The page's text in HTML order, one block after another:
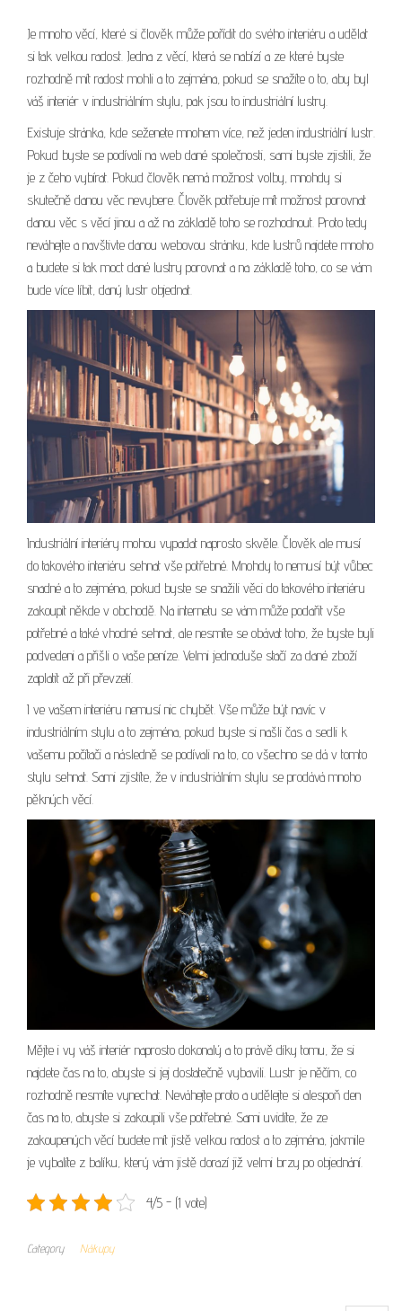
Je mnoho věcí, které si člověk může pořídit do svého interiéru a udělat
si tak velkou radost. Jedna z věcí, která se nabízí a ze které byste
rozhodně mít radost mohli a to zejména, pokud se snažíte o to, aby byl
váš interiér v industriálním stylu, pak jsou to industriální lustry.
Existuje stránka, kde seženete mnohem více, než jeden industriální lustr
Pokud byste se podívali na web dané společnosti, sami byste zjistili, že
je z čeho vybírat. Pokud člověk nemá možnost volby, mnohdy si
skutečně danou věc nevybere. Člověk potřebuje mít možnost porovnat
danou věc s věcí jinou a až na základě toho se rozhodnout. Proto tedy
neváhejte a navštivte danou webovou stránku, kde lustrů najdete mnoho
a budete si tak moct dané lustry porovnat a na základě toho, co se vám
bude více líbit, daný lustr objednat.
Industriální interiéry mohou vypadat naprosto skvěle. Člověk ale musí
do takového interiéru sehnat vše potřebné. Mnohdy to nemusí být vůbec
snadné a to zejména, pokud byste se snažili věci do takového interiéru
zakoupit někde v obchodě. Na internetu se vám může podařit vše
potřebné a také vhodné sehnat, ale nesmíte se obávat toho, že byste byli
podvedeni a přišli o vaše peníze. Velmi jednoduše stačí za dané zboží
zaplatit až při převzetí.
I ve vašem interiéru nemusí nic chybět. Vše může být navíc v
industriálním stylu a to zejména, pokud byste si našli čas a sedli k
vašemu počítači a následně se podívali na to, co všechno se dá v tomto
stylu sehnat. Sami zjistíte, že v industriálním stylu se prodává mnoho
pěkných věcí.
Mějte i vy váš interiér naprosto dokonalý a to právě díky tomu, že si
najdete čas na to, abyste si jej dostatečně vybavili. Lustr je něčím, co
rozhodně nesmíte vynechat. Neváhejte proto a udělejte si alespoň den
čas na to, abyste si zakoupili vše potřebné. Sami uvidíte, že ze
zakoupených věcí budete mít jistě velkou radost a to zejména, jakmile
je vybalíte z balíku, který vám jistě dorazí již velmi brzy po objednání.
4/5 - (1 vote)
Category Nákupy